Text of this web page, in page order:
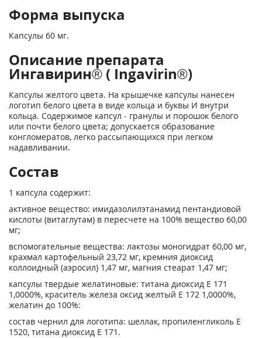
Форма выпуска
Капсулы 60 мг.
Описание препарата
Ингавирин® ( Ingavirin®)
Капсулы желтого цвета. На крышечке капсулы нанесен
логотип белого цвета в виде кольца и буквы И внутри
кольца. Содержимое капсул - гранулы и порошок белого
или почти белого цвета; допускается образование
конгломератов, легко рассыпающихся при легком
надавливании.
Состав
1 капсула содержит:
активное вещество: имидазолилэтанамид пентандиовой
кислоты (витаглутам) в пересчете на 100% вещество 60,00
мг;
вспомогательные вещества: лактозы моногидрат 60,00 мг,
крахмал картофельный 23,72 мг, кремния диоксид
коллоидный (аэросил) 1,47 мг, магния стеарат 1,47 мг;
капсулы твердые желатиновые: титана диоксид Е 171
1,0000%, краситель железа оксид желтый Е 172 1,0000%,
желатин до 100%:
состав чернил для логотипа: шеллак, пропиленгликоль Е
1520, титана диоксид Е 171.